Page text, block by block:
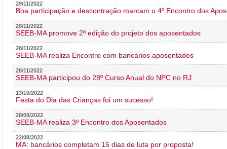
29/11/2022
Boa participação e descontração marcam o 4º Encontro dos
28/11/2022
SEEB-MA promove 2ª edição do projeto dos aposentados
28/11/2022
SEEB-MA realiza Encontro com bancários aposentados
28/11/2022
SEEB-MA participou do 28º Curso Anual do NPC no RJ
13/10/2022
Festa do Dia das Crianças foi um sucesso!
28/09/2022
SEEB-MA realiza 3º Encontro dos Aposentados
22/08/2022
MA: bancários completam 15 dias de luta por proposta!